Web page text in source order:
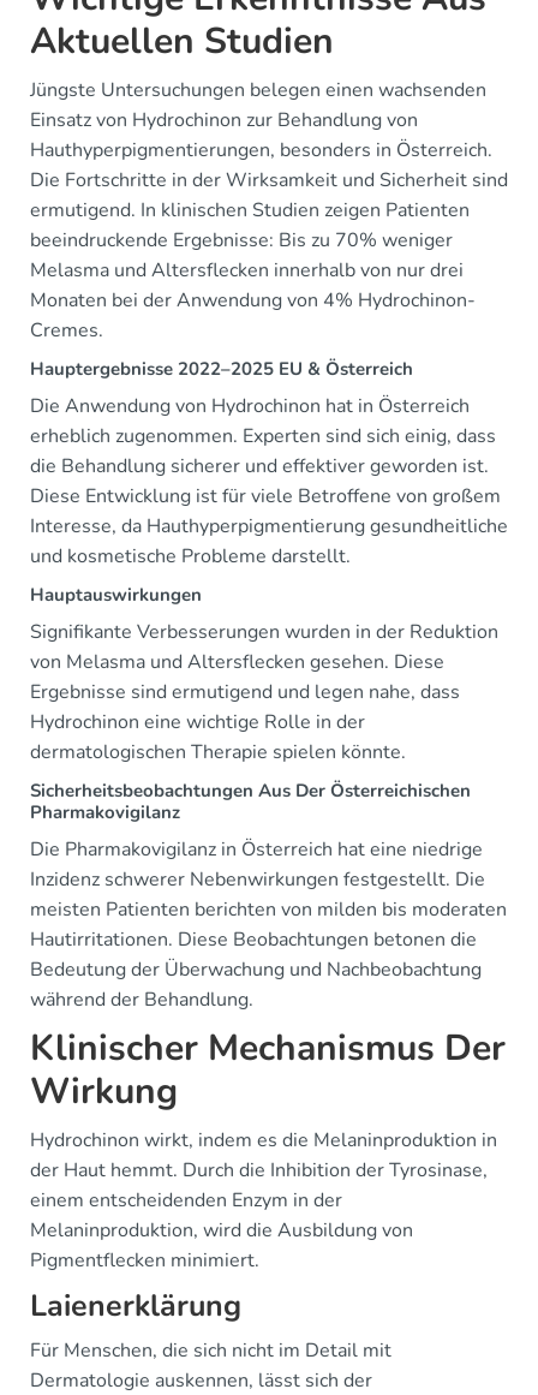
Aktuellen Studien
Jüngste Untersuchungen belegen einen wachsenden
Einsatz von Hydrochinon zur Behandlung von
Hauthyperpigmentierungen, besonders in Österreich.
Die Fortschritte in der Wirksamkeit und Sicherheit sind
ermutigend. In klinischen Studien zeigen Patienten
beeindruckende Ergebnisse: Bis zu 70% weniger
Melasma und Altersflecken innerhalb von nur drei
Monaten bei der Anwendung von 4% Hydrochinon-
Cremes.
Hauptergebnisse 2022–2025 EU & Österreich
Die Anwendung von Hydrochinon hat in Österreich
erheblich zugenommen. Experten sind sich einig, dass
die Behandlung sicherer und effektiver geworden ist.
Diese Entwicklung ist für viele Betroffene von großem
Interesse, da Hauthyperpigmentierung gesundheitliche
und kosmetische Probleme darstellt.
Hauptauswirkungen
Signifikante Verbesserungen wurden in der Reduktion
von Melasma und Altersflecken gesehen. Diese
Ergebnisse sind ermutigend und legen nahe, dass
Hydrochinon eine wichtige Rolle in der
dermatologischen Therapie spielen könnte.
Sicherheitsbeobachtungen Aus Der Österreichischen
Pharmakovigilanz
Die Pharmakovigilanz in Österreich hat eine niedrige
Inzidenz schwerer Nebenwirkungen festgestellt. Die
meisten Patienten berichten von milden bis moderaten
Hautirritationen. Diese Beobachtungen betonen die
Bedeutung der Überwachung und Nachbeobachtung
während der Behandlung.
Klinischer Mechanismus Der
Wirkung
Hydrochinon wirkt, indem es die Melaninproduktion in
der Haut hemmt. Durch die Inhibition der Tyrosinase,
einem entscheidenden Enzym in der
Melaninproduktion, wird die Ausbildung von
Pigmentflecken minimiert.
Laienerklärung
Für Menschen, die sich nicht im Detail mit
Dermatologie auskennen, lässt sich der